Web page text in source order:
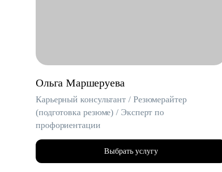
Ольга Маршеруева
Карьерный консультант / Резюмерайтер
(подготовка резюме) / Эксперт по
профориентации
Выбрать услугу